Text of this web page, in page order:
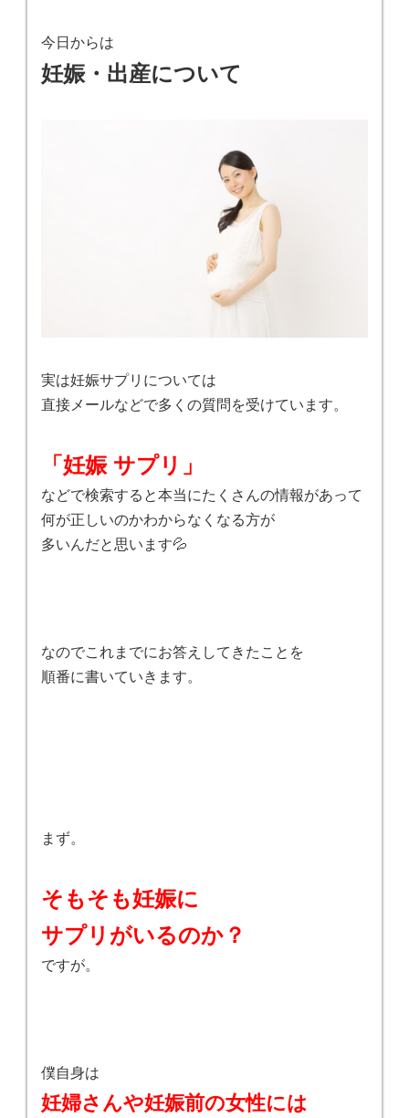
今日からは
妊娠・出産について
実は妊娠サプリについては
直接メールなどで多くの質問を受けています。
「妊娠 サプリ」
などで検索すると本当にたくさんの情報があって
何が正しいのかわからなくなる方が
多いんだと思います💦
なのでこれまでにお答えしてきたことを
順番に書いていきます。
まず。
そもそも妊娠に
サプリがいるのか？
ですが。
僕自身は
妊婦さんや妊娠前の女性には